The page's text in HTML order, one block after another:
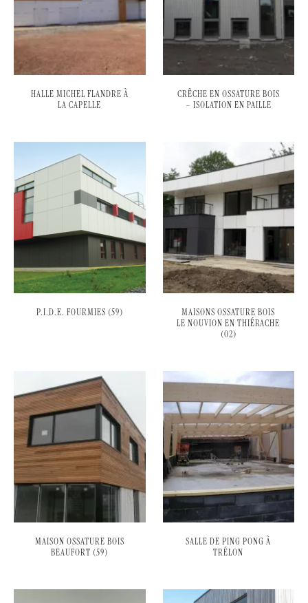
HALLE MICHEL FLANDRE À
LA CAPELLE
CRÊCHE EN OSSATURE BOIS
– ISOLATION EN PAILLE
P.I.D.E. FOURMIES (59)
MAISONS OSSATURE BOIS
LE NOUVION EN THIÉRACHE
(02)
MAISON OSSATURE BOIS
BEAUFORT (59)
SALLE DE PING PONG À
TRÉLON